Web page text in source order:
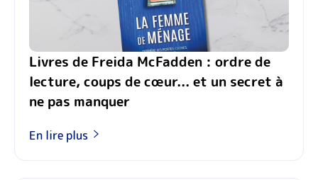
Livres de Freida McFadden : ordre de
lecture, coups de cœur... et un secret à
ne pas manquer
En lire plus